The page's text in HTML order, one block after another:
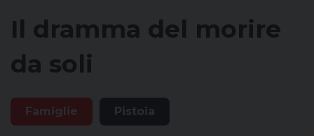
Il dramma del morire
da soli
Famiglie Pistoia